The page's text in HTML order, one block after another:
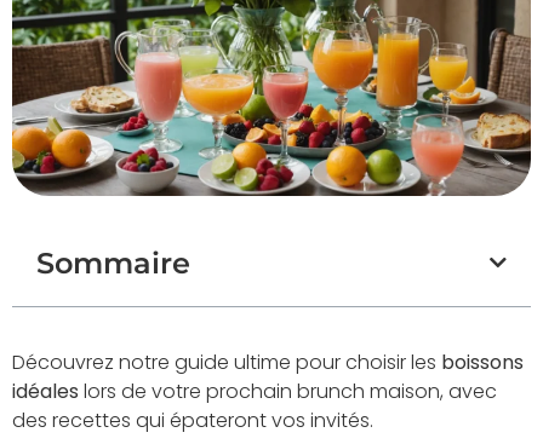
Sommaire
Découvrez notre guide ultime pour choisir les boissons
idéales lors de votre prochain brunch maison, avec
des recettes qui épateront vos invités.